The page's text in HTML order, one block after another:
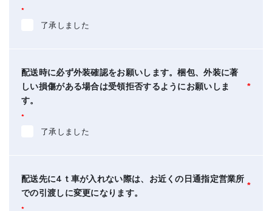
*
了承しました
配送時に必ず外装確認をお願いします。梱包、外装に著
しい損傷がある場合は受領拒否するようにお願いしま
す。
*
*
了承しました
配送先に4ｔ車が入れない際は、お近くの日通指定営業所
での引渡しに変更になります。
*
*